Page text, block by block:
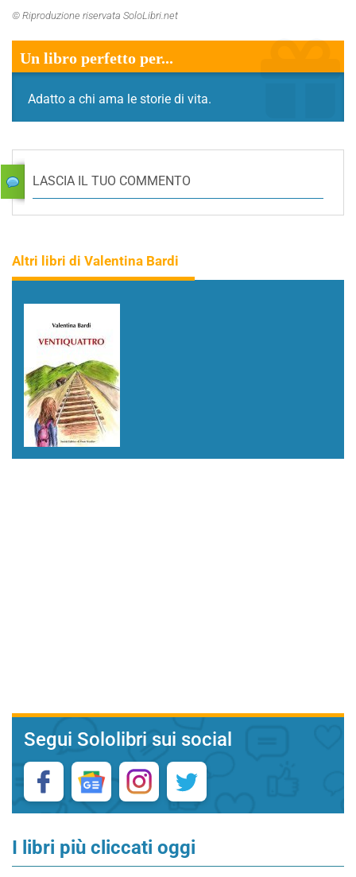
© Riproduzione riservata SoloLibri.net
Un libro perfetto per...
Adatto a chi ama le storie di vita.
LASCIA IL TUO COMMENTO
Altri libri di Valentina Bardi
Segui Sololibri sui social
I libri più cliccati oggi